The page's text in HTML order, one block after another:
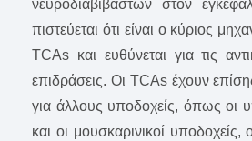
νευροδιαβιβαστών στον
πιστεύεται ότι είναι ο κύριος
TCAs και ευθύνεται για τις
επιδράσεις. Οι TCAs έχουν
για άλλους υποδοχείς, όπως οι
και οι μουσκαρινικοί υποδοχείς,